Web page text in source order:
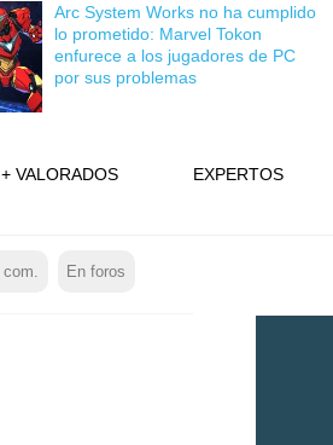
Arc System Works no ha cumplido
lo prometido: Marvel Tokon
enfurece a los jugadores de PC
por sus problemas
+ VALORADOS
EXPERTOS
com. En foros